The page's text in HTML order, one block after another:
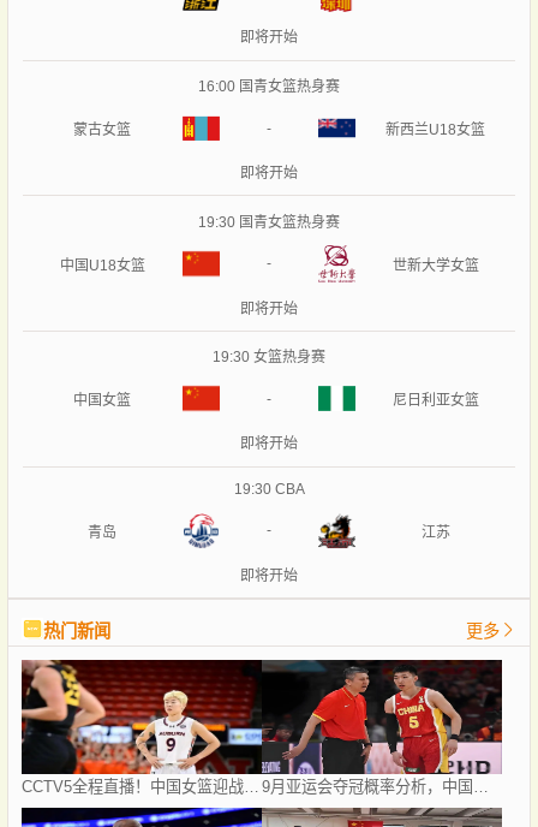
即将开始
16:00 国青女篮热身赛
蒙古女篮 - 新西兰U18女篮
即将开始
19:30 国青女篮热身赛
中国U18女篮 - 世新大学女篮
即将开始
19:30 女篮热身赛
中国女篮 - 尼日利亚女篮
即将开始
19:30 CBA
青岛 - 江苏
即将开始
热门新闻 更多